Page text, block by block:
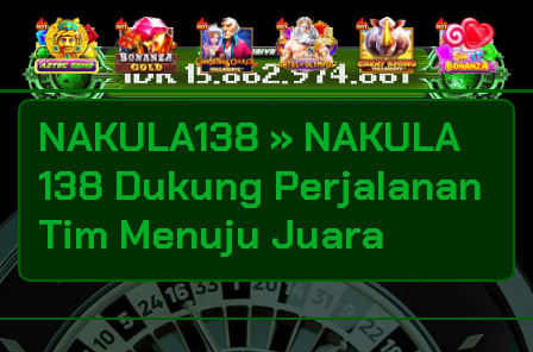
NAKULA138 » NAKULA
138 Dukung Perjalanan
Tim Menuju Juara